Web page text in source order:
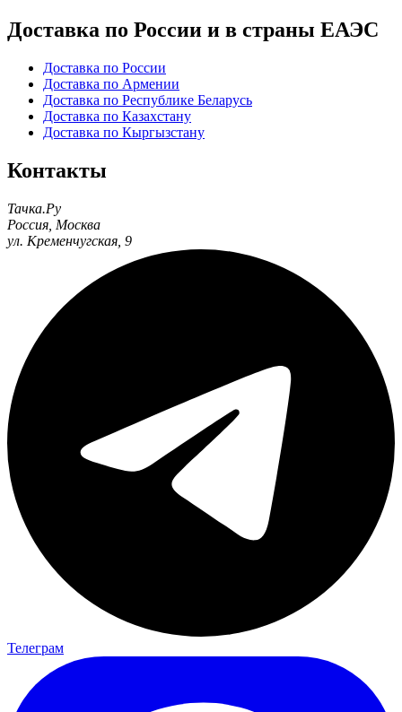
Доставка по России и в страны ЕАЭС
Доставка по России
Доставка по Армении
Доставка по Республике Беларусь
Доставка по Казахстану
Доставка по Кыргызстану
Контакты
Тачка.Ру
Россия Москва
ул. Кременчугская, 9
Телеграм